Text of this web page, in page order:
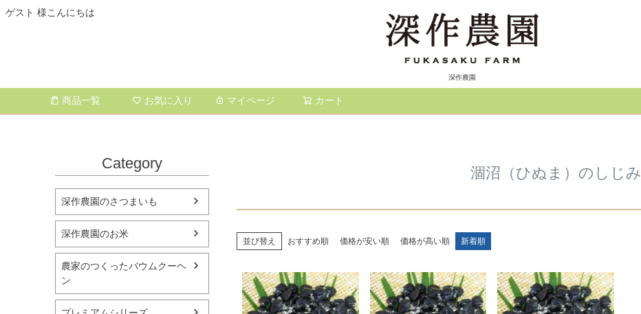
ゲスト 様こんにちは
深作農園
商品一覧 お気に入り マイページ カート
Category
深作農園のさつまいも
深作農園のお米
農家のつくったバウムクーヘ
ン
涸沼（ひぬま）のしじみ
並び替え おすすめ順 価格が安い順 価格が高い順 新着順